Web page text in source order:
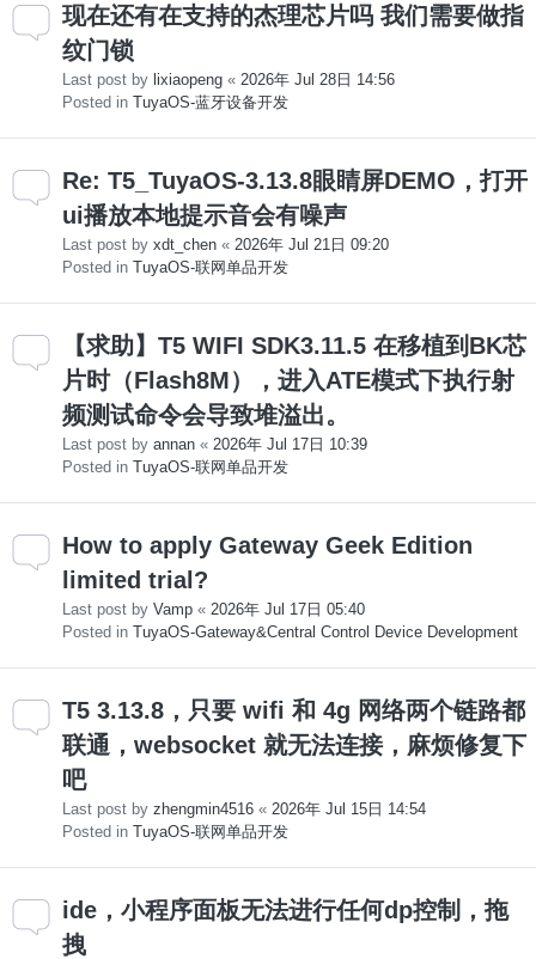
现在还有在支持的杰理芯片吗 我们需要做指
纹门锁
Last post by lixiaopeng « 2026年 Jul 28日 14:56
Posted in TuyaOS-蓝牙设备开发
Re: T5_TuyaOS-3.13.8眼睛屏DEMO，打开
ui播放本地提示音会有噪声
Last post by xdt_chen « 2026年 Jul 21日 09:20
Posted in TuyaOS-联网单品开发
【求助】T5 WIFI SDK3.11.5 在移植到BK芯
片时（Flash8M），进入ATE模式下执行射
频测试命令会导致堆溢出。
Last post by annan « 2026年 Jul 17日 10:39
Posted in TuyaOS-联网单品开发
How to apply Gateway Geek Edition
limited trial?
Last post by Vamp « 2026年 Jul 17日 05:40
Posted in TuyaOS-Gateway&Central Control Device Development
T5 3.13.8，只要 wifi 和 4g 网络两个链路都
联通，websocket 就无法连接，麻烦修复下
吧
Last post by zhengmin4516 « 2026年 Jul 15日 14:54
Posted in TuyaOS-联网单品开发
ide，小程序面板无法进行任何dp控制，拖
拽